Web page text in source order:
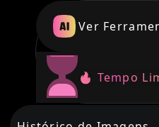
Ver
🔥 Tempo